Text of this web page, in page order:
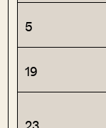
5
19